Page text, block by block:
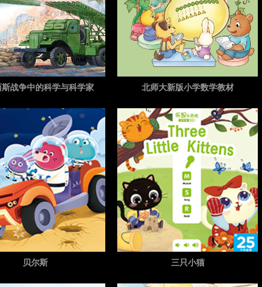
斯战争中的科学与科学家 北师大新版小学数学教材
贝尔斯 三只小猫